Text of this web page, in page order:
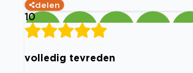
delen
10
volledig tevreden